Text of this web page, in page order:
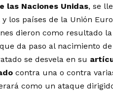
las Naciones Unidas, se
y los países de la Unión
dieron como resultado
da paso al nacimiento
se desvela en su
contra una o contra
como un ataque